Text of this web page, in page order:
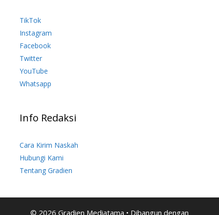
TikTok
Instagram
Facebook
Twitter
YouTube
Whatsapp
Info Redaksi
Cara Kirim Naskah
Hubungi Kami
Tentang Gradien
© 2026 Gradien Mediatama • Dibangun dengan